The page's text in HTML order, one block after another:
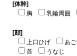
[体幹]
胸
乳輪周囲
[顔]
上口ひげ
あご
首
うなじ